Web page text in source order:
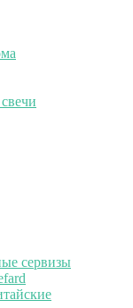
сервизы